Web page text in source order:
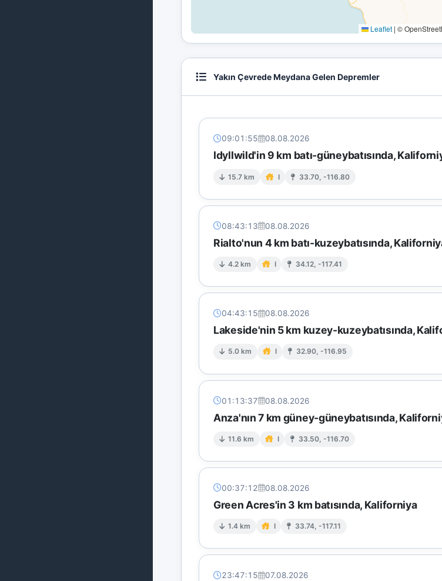
Leaflet | ©
Yakın Çevrede Meydana Gelen Depremler
09:01:55 08.08.2026
Idyllwild'in 9 km batı-güneybatısında,
15.7 km I 33.70, -116.80
08:43:13 08.08.2026
Rialto'nun 4 km batı-kuzeybatısında,
4.2 km I 34.12, -117.41
04:43:15 08.08.2026
Lakeside'nin 5 km kuzey-kuzeybatısında,
5.0 km I 32.90, -116.95
01:13:37 08.08.2026
Anza'nın 7 km güney-güneybatısında,
11.6 km I 33.50, -116.70
00:37:12 08.08.2026
Green Acres'in 3 km batısında, Kaliforniya
1.4 km I 33.74, -117.11
23:47:15 07.08.2026